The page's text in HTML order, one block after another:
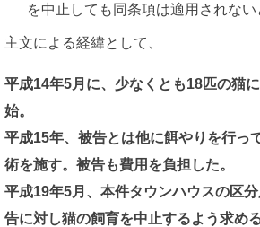
を中止しても同条項は適用されない
主文による経緯として、
平成14年5月に、少なくとも18匹の猫
始。
平成15年、被告とは他に餌やりを行っ
術を施す。被告も費用を負担した。
平成19年5月、本件タウンハウスの区
告に対し猫の飼育を中止するよう求め